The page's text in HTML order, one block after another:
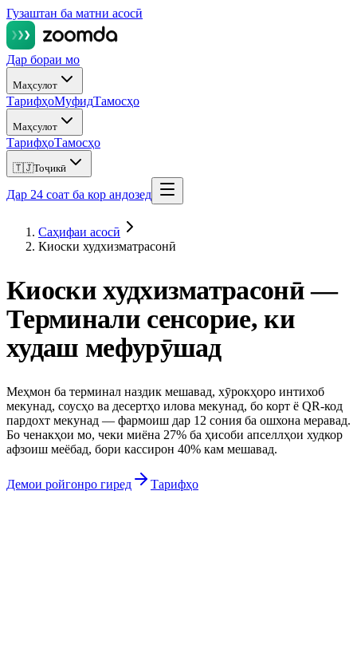
Гузаштан ба матни асосӣ
Дар бораи мо
Маҳсулот
ТарифҳоМуфидТамосҳо
Маҳсулот
ТарифҳоТамосҳо
🇹🇯Тоҷикӣ
Дар 24 соат ба кор андозед
Саҳифаи асосӣ
Киоски худхизматрасонӣ
Киоски худхизматрасонӣ —
Терминали сенсорие, ки
худаш мефурӯшад
Меҳмон ба терминал наздик мешавад, хӯрокҳоро интихоб
мекунад, соусҳо ва десертҳо илова мекунад, бо корт ё QR-код
пардохт мекунад — фармоиш дар 12 сония ба ошхона меравад.
Бо ченакҳои мо, чеки миёна 27% ба ҳисоби апселлҳои худкор
афзоиш меёбад, бори кассирон 40% кам мешавад.
Демои ройгонро гиред Тарифҳо